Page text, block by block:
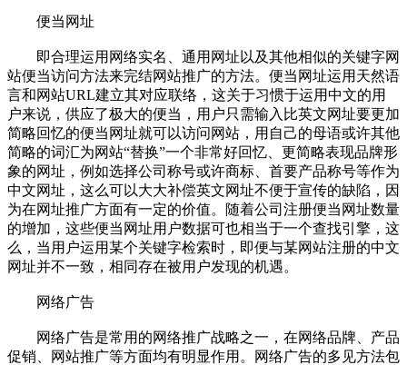
便当网址
即合理运用网络实名、通用网址以及其他相似的关键字网
站便当访问方法来完结网站推广的方法。便当网址运用天然语
言和网站URL建立其对应联络，这关于习惯于运用中文的用
户来说，供应了极大的便当，用户只需输入比英文网址要更加
简略回忆的便当网址就可以访问网站，用自己的母语或许其他
简略的词汇为网站“替换”一个非常好回忆、更简略表现品牌形
象的网址，例如选择公司称号或许商标、首要产品称号等作为
中文网址，这么可以大大补偿英文网址不便于宣传的缺陷，因
为在网址推广方面有一定的价值。随着公司注册便当网址数量
的增加，这些便当网址用户数据可也相当于一个查找引擎，这
么，当用户运用某个关键字检索时，即便与某网站注册的中文
网址并不一致，相同存在被用户发现的机遇。
网络广告
网络广告是常用的网络推广战略之一，在网络品牌、产品
促销、网站推广等方面均有明显作用。网络广告的多见方法包